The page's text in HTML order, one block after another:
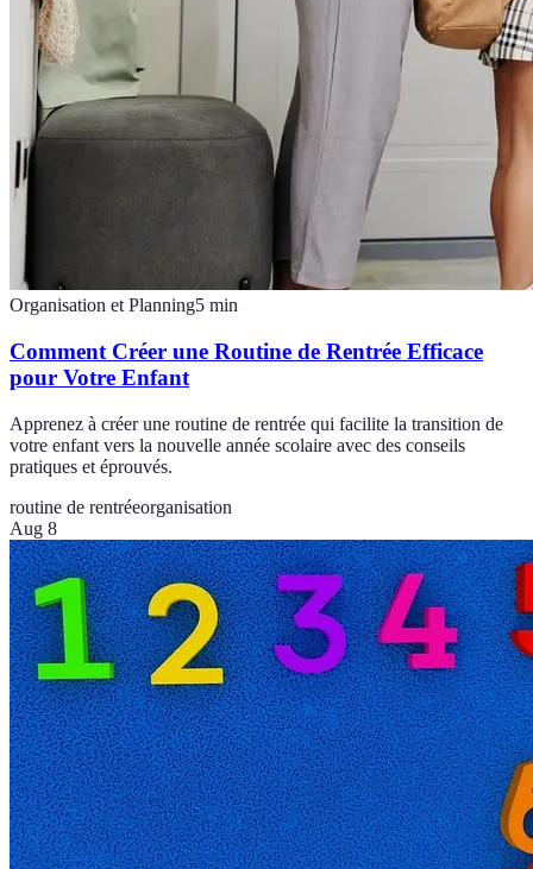
Organisation et Planning5 min
Comment Créer une Routine de Rentrée Efficace
pour Votre Enfant
Apprenez à créer une routine de rentrée qui facilite la transition de
votre enfant vers la nouvelle année scolaire avec des conseils
pratiques et éprouvés.
routine de rentréeorganisation
Aug 8